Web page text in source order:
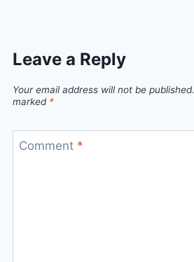
Leave a Reply
Your email address will not be published.
marked *
Comment *